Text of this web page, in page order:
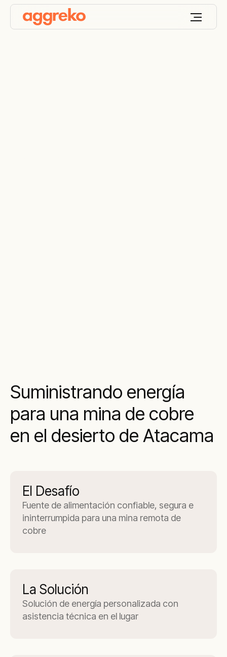
Suministrando energía
para una mina de cobre
en el desierto de Atacama
El Desafío
Fuente de alimentación confiable, segura e
ininterrumpida para una mina remota de
cobre
La Solución
Solución de energía personalizada con
asistencia técnica en el lugar